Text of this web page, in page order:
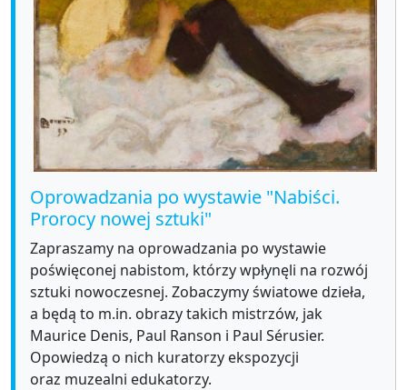
Oprowadzania po wystawie "Nabiści.
Prorocy nowej sztuki"
Zapraszamy na oprowadzania po wystawie
poświęconej nabistom, którzy wpłynęli na rozwój
sztuki nowoczesnej. Zobaczymy światowe dzieła,
a będą to m.in. obrazy takich mistrzów, jak
Maurice Denis, Paul Ranson i Paul Sérusier.
Opowiedzą o nich kuratorzy ekspozycji
oraz muzealni edukatorzy.